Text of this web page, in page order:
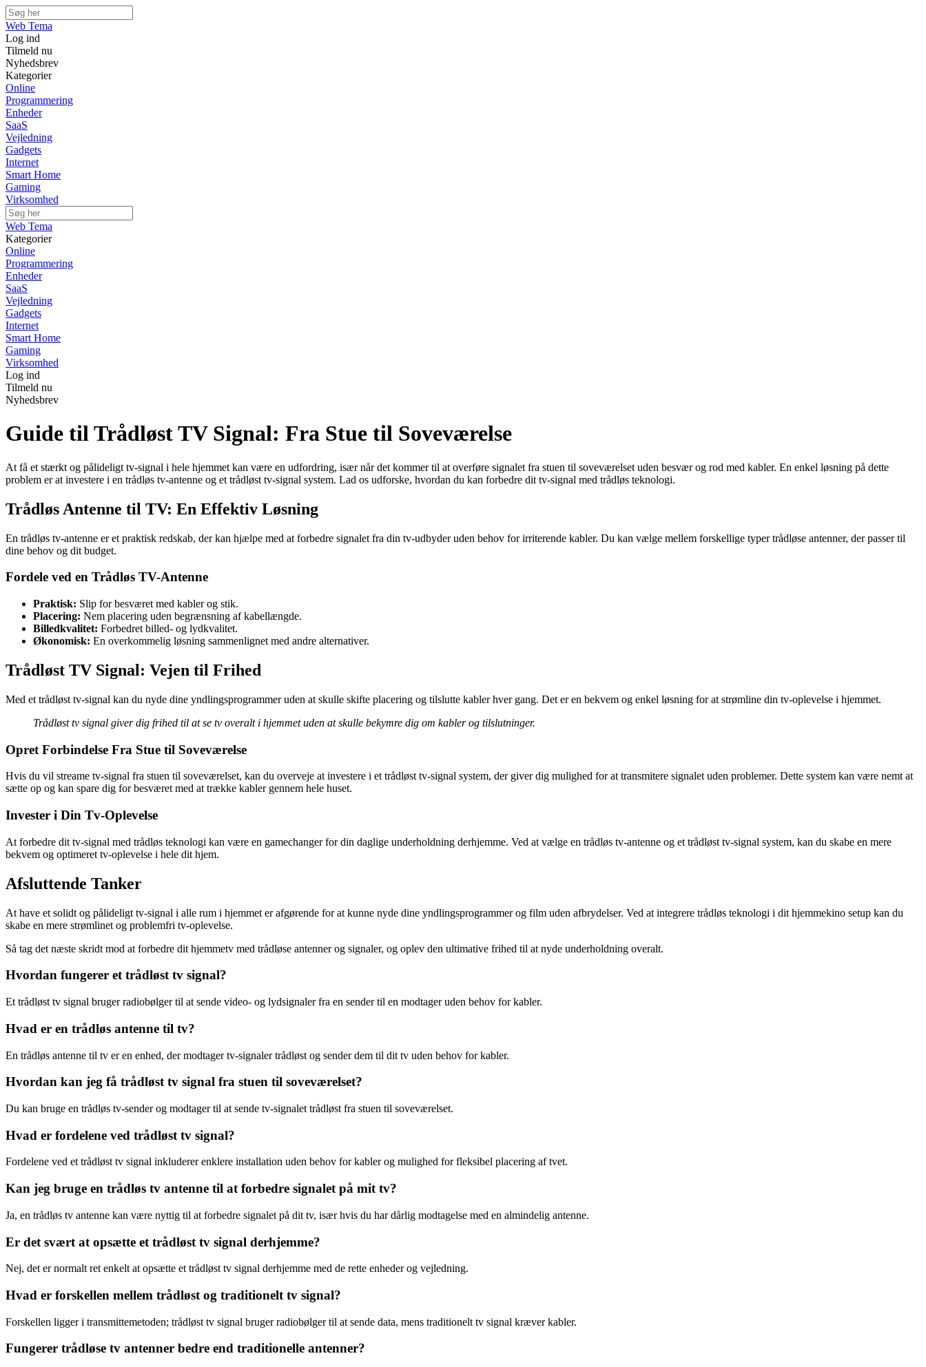
Web Tema
Log ind
Tilmeld nu
Nyhedsbrev
Kategorier
Online
Programmering
Enheder
SaaS
Vejledning
Gadgets
Internet
Smart Home
Gaming
Virksomhed
Web Tema
Kategorier
Online
Programmering
Enheder
SaaS
Vejledning
Gadgets
Internet
Smart Home
Gaming
Virksomhed
Log ind
Tilmeld nu
Nyhedsbrev
Guide til Trådløst TV Signal: Fra Stue til Soveværelse
At få et stærkt og pålideligt tv-signal i hele hjemmet kan være en udfordring, især når det kommer til at overføre signalet fra stuen til soveværelset uden besvær og rod med kabler. En enkel løsning på dette
problem er at investere i en trådløs tv-antenne og et trådløst tv-signal system. Lad os udforske, hvordan du kan forbedre dit tv-signal med trådløs teknologi.
Trådløs Antenne til TV: En Effektiv Løsning
En trådløs tv-antenne er et praktisk redskab, der kan hjælpe med at forbedre signalet fra din tv-udbyder uden behov for irriterende kabler. Du kan vælge mellem forskellige typer trådløse antenner, der passer til
dine behov og dit budget.
Fordele ved en Trådløs TV-Antenne
Praktisk: Slip for besværet med kabler og stik.
Placering: Nem placering uden begrænsning af kabellængde.
Billedkvalitet: Forbedret billed- og lydkvalitet.
Økonomisk: En overkommelig løsning sammenlignet med andre alternativer.
Trådløst TV Signal: Vejen til Frihed
Med et trådløst tv-signal kan du nyde dine yndlingsprogrammer uden at skulle skifte placering og tilslutte kabler hver gang. Det er en bekvem og enkel løsning for at strømline din tv-oplevelse i hjemmet.
Trådløst tv signal giver dig frihed til at se tv overalt i hjemmet uden at skulle bekymre dig om kabler og tilslutninger.
Opret Forbindelse Fra Stue til Soveværelse
Hvis du vil streame tv-signal fra stuen til soveværelset, kan du overveje at investere i et trådløst tv-signal system, der giver dig mulighed for at transmitere signalet uden problemer. Dette system kan være nemt at
sætte op og kan spare dig for besværet med at trække kabler gennem hele huset.
Invester i Din Tv-Oplevelse
At forbedre dit tv-signal med trådløs teknologi kan være en gamechanger for din daglige underholdning derhjemme. Ved at vælge en trådløs tv-antenne og et trådløst tv-signal system, kan du skabe en mere
bekvem og optimeret tv-oplevelse i hele dit hjem.
Afsluttende Tanker
At have et solidt og pålideligt tv-signal i alle rum i hjemmet er afgørende for at kunne nyde dine yndlingsprogrammer og film uden afbrydelser. Ved at integrere trådløs teknologi i dit hjemmekino setup kan du
skabe en mere strømlinet og problemfri tv-oplevelse.
Så tag det næste skridt mod at forbedre dit hjemmetv med trådløse antenner og signaler, og oplev den ultimative frihed til at nyde underholdning overalt.
Hvordan fungerer et trådløst tv signal?
Et trådløst tv signal bruger radiobølger til at sende video- og lydsignaler fra en sender til en modtager uden behov for kabler.
Hvad er en trådløs antenne til tv?
En trådløs antenne til tv er en enhed, der modtager tv-signaler trådløst og sender dem til dit tv uden behov for kabler.
Hvordan kan jeg få trådløst tv signal fra stuen til soveværelset?
Du kan bruge en trådløs tv-sender og modtager til at sende tv-signalet trådløst fra stuen til soveværelset.
Hvad er fordelene ved trådløst tv signal?
Fordelene ved et trådløst tv signal inkluderer enklere installation uden behov for kabler og mulighed for fleksibel placering af tvet.
Kan jeg bruge en trådløs tv antenne til at forbedre signalet på mit tv?
Ja, en trådløs tv antenne kan være nyttig til at forbedre signalet på dit tv, især hvis du har dårlig modtagelse med en almindelig antenne.
Er det svært at opsætte et trådløst tv signal derhjemme?
Nej, det er normalt ret enkelt at opsætte et trådløst tv signal derhjemme med de rette enheder og vejledning.
Hvad er forskellen mellem trådløst og traditionelt tv signal?
Forskellen ligger i transmittemetoden; trådløst tv signal bruger radiobølger til at sende data, mens traditionelt tv signal kræver kabler.
Fungerer trådløse tv antenner bedre end traditionelle antenner?